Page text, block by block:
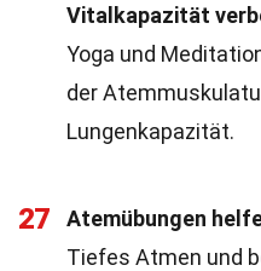
Vitalkapazität
Yoga und
der
Lungenkapazität.
27
Atemübungen
Tiefes Atmen und